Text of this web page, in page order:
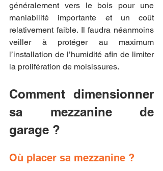
généralement vers le bois pour une
maniabilité importante et un coût
relativement faible. Il faudra néanmoins
veiller à protéger au maximum
l’installation de l’humidité afin de limiter
la prolifération de moisissures.
Comment dimensionner
sa mezzanine de
garage ?
Où placer sa mezzanine ?